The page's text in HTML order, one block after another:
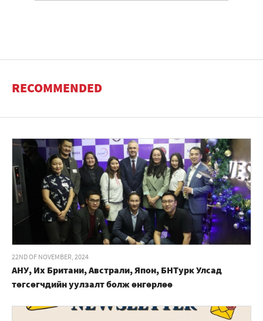
RECOMMENDED
22ND OF NOVEMBER, 2024
АНУ, Их Британи, Австрали, Япон, БНТурк Улсад
төгсөгчдийн уулзалт болж өнгөрлөө